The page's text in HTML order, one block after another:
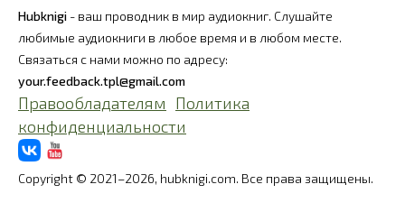
Hubknigi - ваш проводник в мир аудиокниг. Слушайте
любимые аудиокниги в любое время и в любом месте.
Связаться с нами можно по адресу:
your.feedback.tpl@gmail.com
Правообладателям Политика
конфиденциальности
Copyright © 2021–2026, hubknigi.com. Все права защищены.